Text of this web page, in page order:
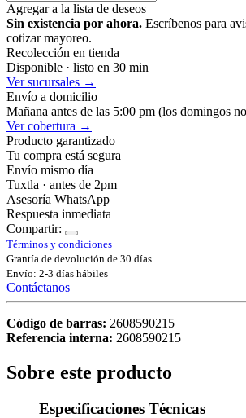
Agregar a la lista de deseos
Sin existencia por ahora. Escríbenos para
cotizar mayoreo.
Recolección en tienda
Disponible · listo en 30 min
Ver sucursales →
Envío a domicilio
Mañana antes de las 5:00 pm (los domingos
Ver cobertura →
Producto garantizado
Tu compra está segura
Envío mismo día
Tuxtla · antes de 2pm
Asesoría WhatsApp
Respuesta inmediata
Compartir:
Términos y condiciones
Grantía de devolución de 30 días
Envío: 2-3 días hábiles
Contáctanos
Código de barras: 2608590215
Referencia interna: 2608590215
Sobre este producto
Especificaciones Técnicas